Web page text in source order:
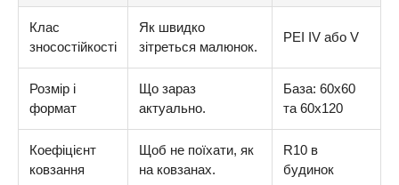
Клас
зносостійкості
Як швидко
зітреться малюнок.
PEI IV або V
Розмір і
формат
Що зараз
актуально.
База: 60х60
та 60х120
Коефіцієнт
ковзання
Щоб не поїхати, як
на ковзанах.
R10 в
будинок